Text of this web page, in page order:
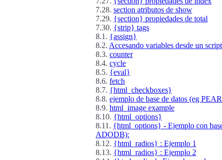
7.28. section atributos de show
7.29. {section} propiedades de total
7.30. {strip} tags
8.1. {assign}
8.2. Accesando variables desde un
8.3. counter
8.4. cycle
8.5. {eval}
8.6. fetch
8.7. {html_checkboxes}
8.8. ejemplo de base de datos (eg
8.9. html_image example
8.10. {html_options}
8.11. {html_options} - Ejemplo con
ADODB):
8.12. {html_radios} : Ejemplo 1
8.13. {html_radios} : Ejemplo 2